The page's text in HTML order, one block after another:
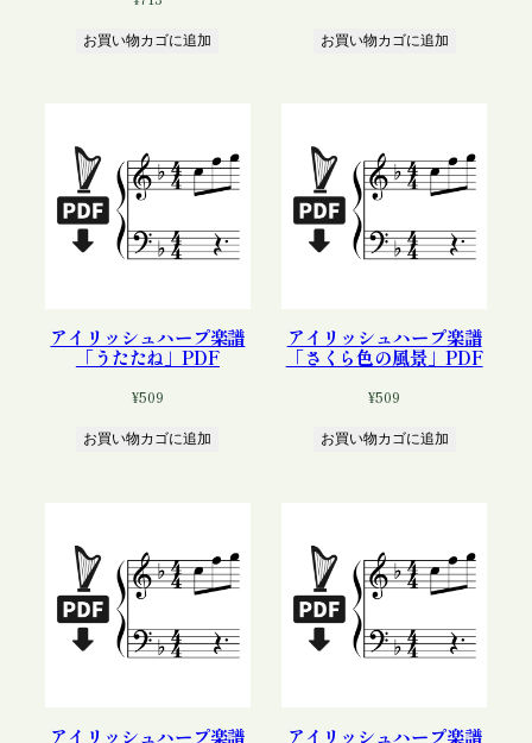
お買い物カゴに追加 お買い物カゴに追加
アイリッシュハープ楽譜
「うたたね」PDF
¥509
お買い物カゴに追加
アイリッシュハープ楽譜
「さくら色の風景」PDF
¥509
お買い物カゴに追加
アイリッシュハープ楽譜 アイリッシュハープ楽譜